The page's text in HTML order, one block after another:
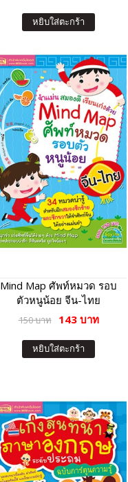
หยิบใส่ตะกร้า
Mind Map ศัพท์หมวด รอบ
ตัวหนูน้อย จีน-ไทย
150 บาท 143 บาท
หยิบใส่ตะกร้า